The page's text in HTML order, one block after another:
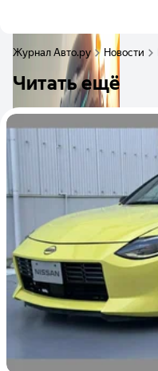
Журнал Авто.ру Новости
Читать ещё